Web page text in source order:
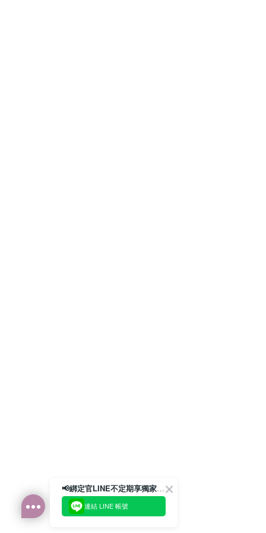
📢綁定官LINE不定期享獨家優惠券
連結 LINE 帳號